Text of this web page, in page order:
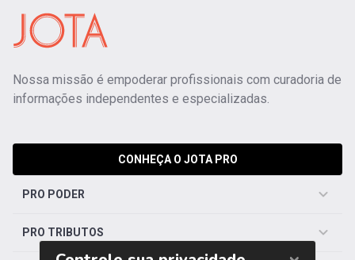
Nossa missão é empoderar profissionais com curadoria de
informações independentes e especializadas.
CONHEÇA O JOTA PRO
PRO PODER
PRO TRIBUTOS